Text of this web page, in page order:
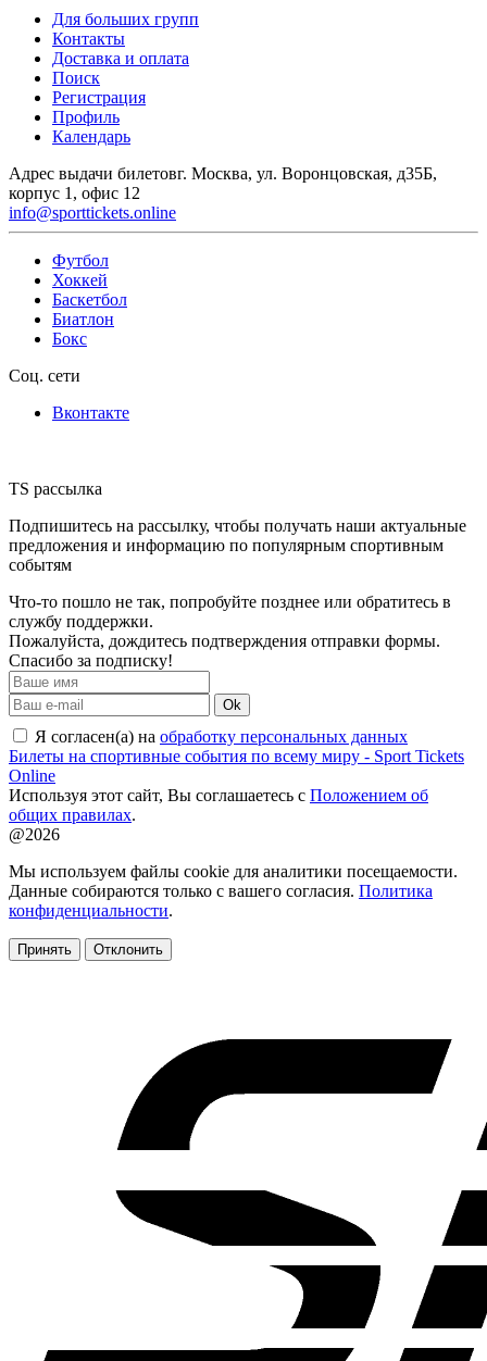
Для больших групп
Контакты
Доставка и оплата
Поиск
Регистрация
Профиль
Календарь
Адрес выдачи билетовг. Москва, ул. Воронцовская, д35Б,
корпус 1, офис 12
info@sporttickets.online
Футбол
Хоккей
Баскетбол
Биатлон
Бокс
Соц. сети
Вконтакте
TS рассылка
Подпишитесь на рассылку, чтобы получать наши актуальные
предложения и информацию по популярным спортивным
событям
Что-то пошло не так, попробуйте позднее или обратитесь в
службу поддержки.
Пожалуйста, дождитесь подтверждения отправки формы.
Спасибо за подписку!
Ok
Я согласен(а) на обработку персональных данных
Билеты на спортивные события по всему миру - Sport Tickets
Online
Используя этот сайт, Вы соглашаетесь с Положением об
общих правилах.
@2026
Мы используем файлы cookie для аналитики посещаемости.
Данные собираются только с вашего согласия. Политика
конфиденциальности.
Принять Отклонить